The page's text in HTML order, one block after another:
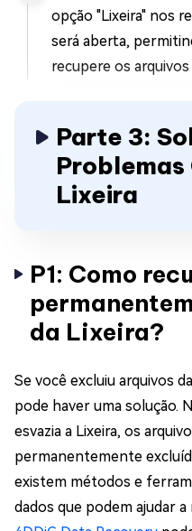
opção "Lixeira" nos
será aberta,
recupere os
Parte 3:
Problemas
Lixeira
P1: Como
da Lixeira?
Se você excluiu arquivos
pode haver uma solução.
esvazia a Lixeira, os
permanentemente
existem métodos e
dados que podem ajudar